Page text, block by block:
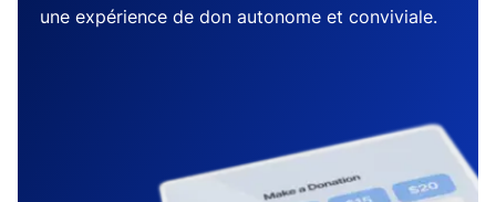
une expérience de don autonome et conviviale.